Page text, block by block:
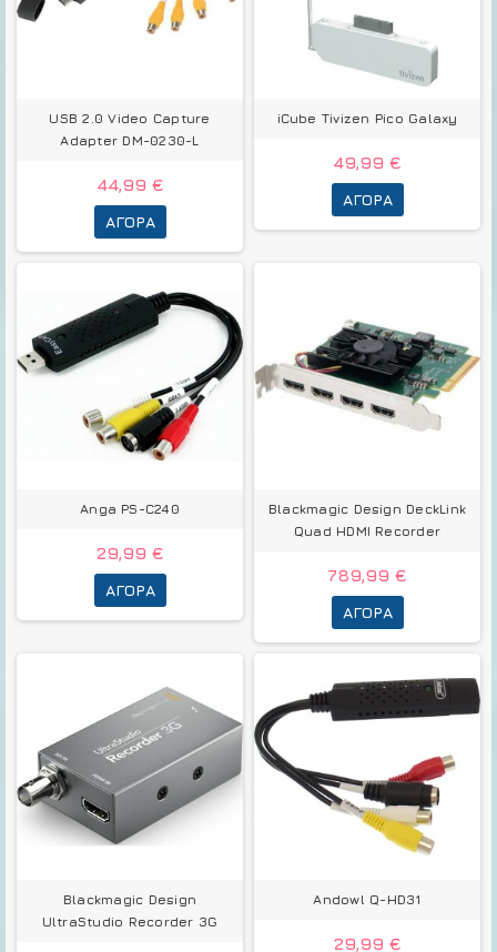
USB 2.0 Video Capture
Adapter DM-0230-L
44,99 €
ΑΓΟΡΆ
iCube Tivizen Pico Galaxy
49,99 €
ΑΓΟΡΆ
Anga PS-C240
29,99 €
ΑΓΟΡΆ
Blackmagic Design DeckLink
Quad HDMI Recorder
789,99 €
ΑΓΟΡΆ
Blackmagic Design
UltraStudio Recorder 3G
Andowl Q-HD31
29,99 €